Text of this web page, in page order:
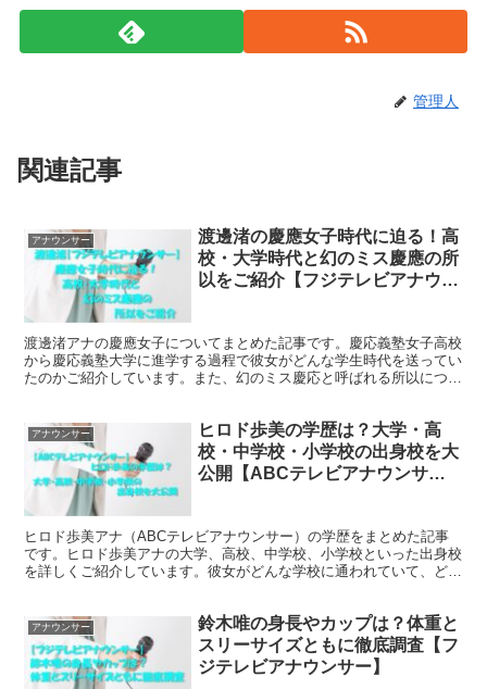
管理人
関連記事
アナウンサー
渡邊渚の慶應女子時代に迫る！高
校・大学時代と幻のミス慶應の所
以をご紹介【フジテレビアナウン
渡邊渚アナの慶應女子についてまとめた記事です。慶応義塾女子高校
から慶応義塾大学に進学する過程で彼女がどんな学生時代を送ってい
たのかご紹介しています。また、幻のミス慶応と呼ばれる所以につい
アナウンサー
ヒロド歩美の学歴は？大学・高
校・中学校・小学校の出身校を大
公開【ABCテレビアナウンサ
ヒロド歩美アナ（ABCテレビアナウンサー）の学歴をまとめた記事
です。ヒロド歩美アナの大学、高校、中学校、小学校といった出身校
を詳しくご紹介しています。彼女がどんな学校に通われていて、どん
アナウンサー
鈴木唯の身長やカップは？体重と
スリーサイズともに徹底調査【フ
ジテレビアナウンサー】